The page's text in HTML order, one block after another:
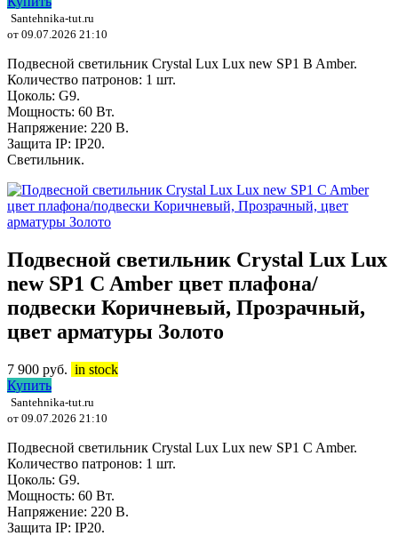
Santehnika-tut.ru
от 09.07.2026 21:10
Подвесной светильник Crystal Lux Lux new SP1 B Amber.
Количество патронов: 1 шт.
Цоколь: G9.
Мощность: 60 Вт.
Напряжение: 220 В.
Защита IP: IP20.
Светильник.
Подвесной светильник Crystal Lux Lux
new SP1 C Amber цвет плафона/
подвески Коричневый, Прозрачный,
цвет арматуры Золото
7 900 руб. in stock
Купить
Santehnika-tut.ru
от 09.07.2026 21:10
Подвесной светильник Crystal Lux Lux new SP1 C Amber.
Количество патронов: 1 шт.
Цоколь: G9.
Мощность: 60 Вт.
Напряжение: 220 В.
Защита IP: IP20.